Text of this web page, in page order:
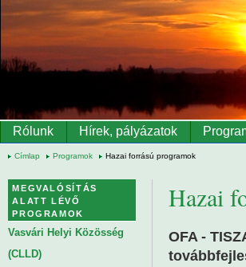
Ugrás a tartalomra
Rólunk Hírek, pályázatok
Címlap Programok Hazai forrású programok
Hazai
OFA -
MEGVALÓSÍTÁS
ALATT LÉVŐ
PROGRAMOK
Vasvári Helyi Közösség
(CLLD)